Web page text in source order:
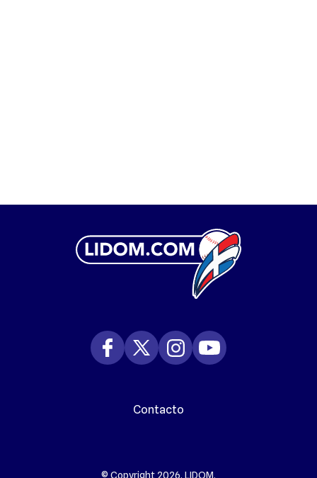
Contacto
© Copyright 2026. LIDOM.